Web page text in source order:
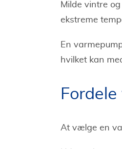
Milde vintre
ekstreme
En
hvilket kan
At vælge en